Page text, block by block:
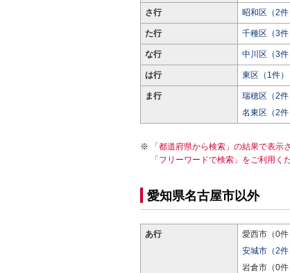
さ行 昭和区（2件
た行 千種区（3件
な行 中川区（3件
は行 東区（1件）
ま行 瑞穂区（2件
名東区（2件
「都道府県から検索」の結果で表
「フリーワードで検索」をご利用く
愛知県名古屋市以外
あ行 愛西市（0件
安城市（2件
岩倉市（0件